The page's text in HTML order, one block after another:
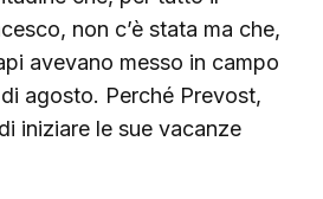
non c’è stata ma che,
avevano messo in campo
agosto. Perché Prevost,
iniziare le sue vacanze